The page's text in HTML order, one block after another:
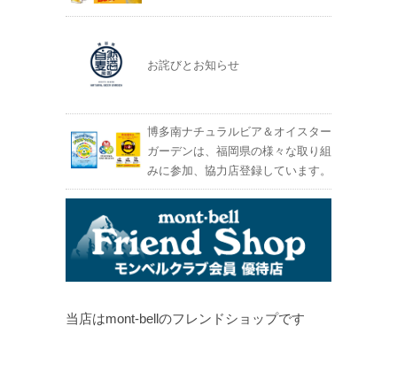
お詫びとお知らせ
博多南ナチュラルビア＆オイスター
ガーデンは、福岡県の様々な取り組
みに参加、協力店登録しています。
当店はmont-bellのフレンドショップです